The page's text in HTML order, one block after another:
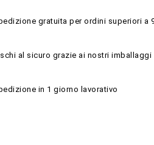
gratuita per ordini superiori a
al sicuro grazie ai nostri imballaggi
in 1 giorno lavorativo